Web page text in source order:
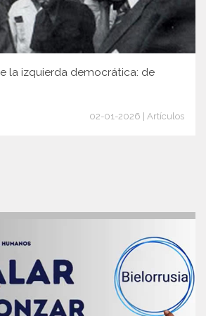
la izquierda democrática: de
02-01-2026 | Artículos